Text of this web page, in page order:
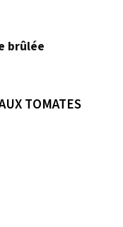
brûlée
TOMATES